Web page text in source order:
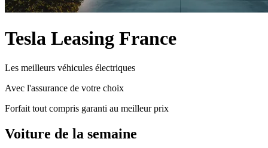
Tesla Leasing France
Les meilleurs véhicules électriques
Avec l'assurance de votre choix
Forfait tout compris garanti au meilleur prix
Voiture de la semaine